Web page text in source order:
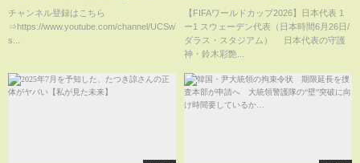
る？】パート１ 宇津井健、三浦
洋一、若村麻由美、河合奈保
チャンネル登録はこちら
⇒https://www.youtube.com/channel/UCSwTU9vSgZ2I94zck4tLOCg?
s...
な至近距離シュートに超反応→
指先で弾くミラクルビッグセー
ブで「英雄じゃん」(ABEMA
【FIFAワールドカップ2026】日本代表 1
ー1 スウェーデン代表（日本時間6月26日/
ダラス・スタジアム） 日本代表の守護
神・鈴木彩艶...